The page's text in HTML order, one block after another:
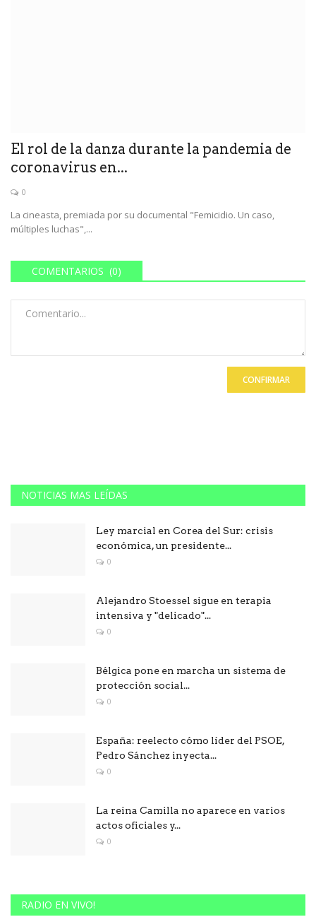
El rol de la danza durante la pandemia de
coronavirus en...
0
La cineasta, premiada por su documental "Femicidio. Un caso,
múltiples luchas",...
COMENTARIOS (0)
CONFIRMAR
NOTICIAS MAS LEÍDAS
Ley marcial en Corea del Sur: crisis
económica, un presidente...
0
Alejandro Stoessel sigue en terapia
intensiva y "delicado"...
0
Bélgica pone en marcha un sistema de
protección social...
0
España: reelecto cómo líder del PSOE,
Pedro Sánchez inyecta...
0
La reina Camilla no aparece en varios
actos oficiales y...
0
RADIO EN VIVO!